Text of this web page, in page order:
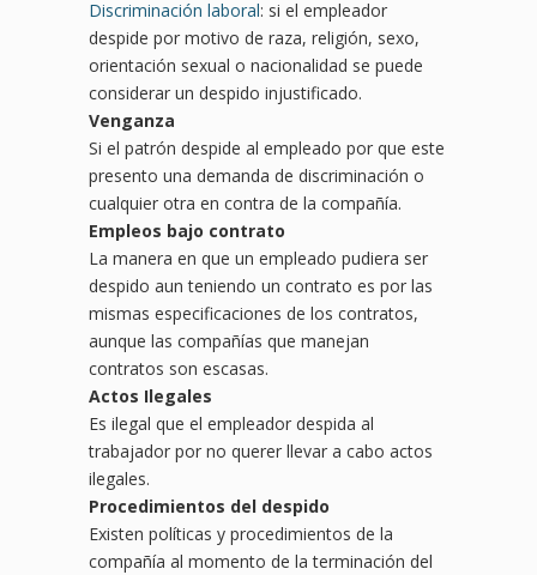
Discriminación laboral: si el empleador
despide por motivo de raza, religión, sexo,
orientación sexual o nacionalidad se puede
considerar un despido injustificado.
Venganza
Si el patrón despide al empleado por que este
presento una demanda de discriminación o
cualquier otra en contra de la compañía.
Empleos bajo contrato
La manera en que un empleado pudiera ser
despido aun teniendo un contrato es por las
mismas especificaciones de los contratos,
aunque las compañías que manejan
contratos son escasas.
Actos Ilegales
Es ilegal que el empleador despida al
trabajador por no querer llevar a cabo actos
ilegales.
Procedimientos del despido
Existen políticas y procedimientos de la
compañía al momento de la terminación del